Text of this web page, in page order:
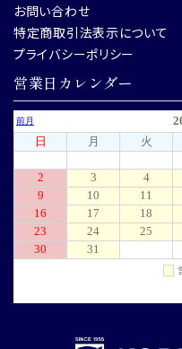
お問い合わせ
特定商取引法表示について
プライバシーポリシー
営業日カレンダー